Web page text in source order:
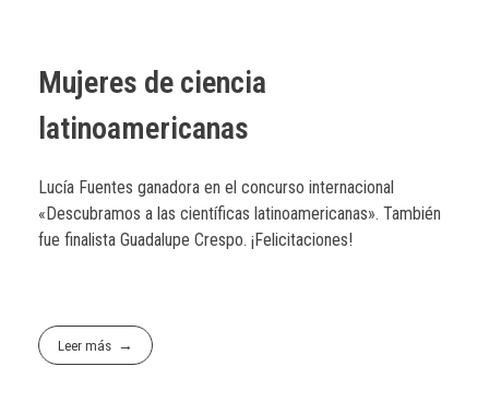
Mujeres de ciencia
latinoamericanas
Lucía Fuentes ganadora en el concurso internacional
«Descubramos a las científicas latinoamericanas». También
fue finalista Guadalupe Crespo. ¡Felicitaciones!
Leer más